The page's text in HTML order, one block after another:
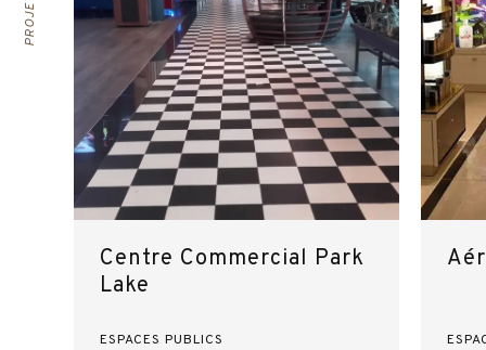
Centre Commercial Park
Lake
ESPACES PUBLICS